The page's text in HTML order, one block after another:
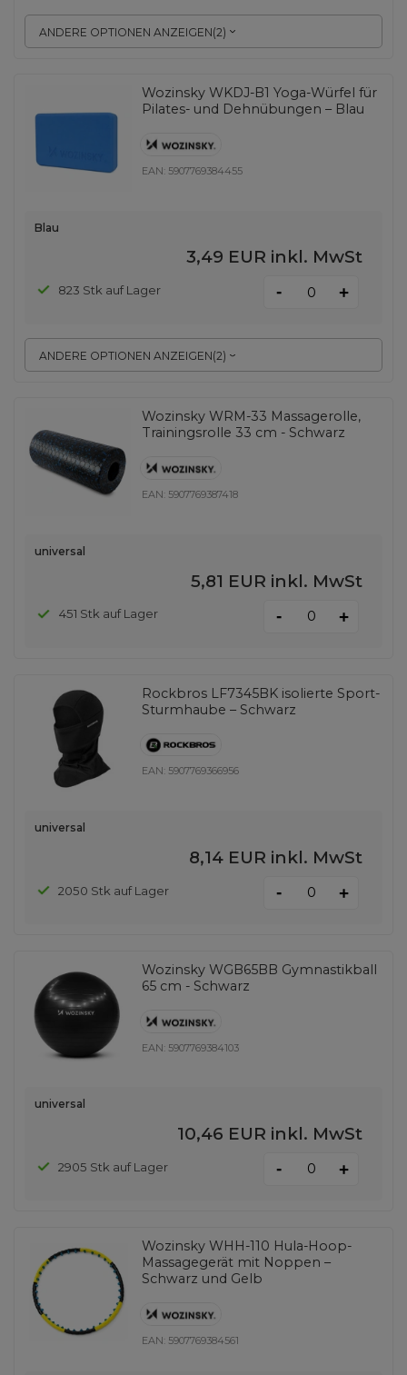
ANDERE OPTIONEN ANZEIGEN(2)
Wozinsky WKDJ-B1 Yoga-Würfel für
Pilates- und Dehnübungen – Blau
EAN: 5907769384455
ANDERE OPTIONEN ANZEIGEN(2)
Blau
3,49 EUR inkl. MwSt
823 Stk auf Lager - +
Wozinsky WRM-33 Massagerolle,
Trainingsrolle 33 cm - Schwarz
EAN: 5907769387418
universal
5,81 EUR inkl. MwSt
451 Stk auf Lager - +
Rockbros LF7345BK isolierte Sport-
Sturmhaube – Schwarz
EAN: 5907769366956
universal
8,14 EUR inkl. MwSt
2050 Stk auf Lager - +
Wozinsky WGB65BB Gymnastikball
65 cm - Schwarz
EAN: 5907769384103
universal
10,46 EUR inkl. MwSt
2905 Stk auf Lager - +
Wozinsky WHH-110 Hula-Hoop-
Massagegerät mit Noppen –
Schwarz und Gelb
EAN: 5907769384561